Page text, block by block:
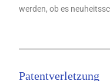
werden, ob es
Patentverletzung